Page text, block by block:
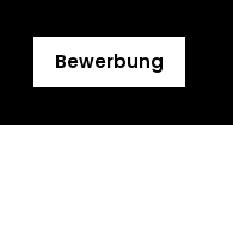
Bewerbung